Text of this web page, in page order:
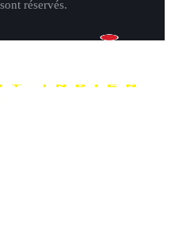
réservés.